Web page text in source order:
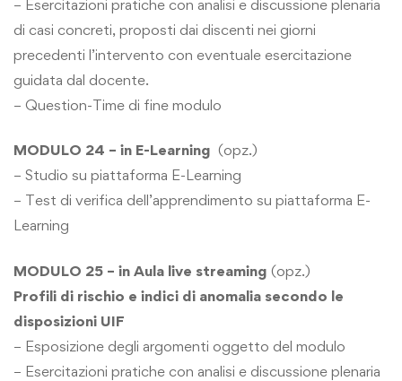
– Esercitazioni pratiche con analisi e discussione plenaria
di casi concreti, proposti dai discenti nei giorni
precedenti l’intervento con eventuale esercitazione
guidata dal docente.
– Question-Time di fine modulo
MODULO 24 – in E-Learning (opz.)
– Studio su piattaforma E-Learning
– Test di verifica dell’apprendimento su piattaforma E-
Learning
MODULO 25 – in Aula live streaming (opz.)
Profili di rischio e indici di anomalia secondo le
disposizioni UIF
– Esposizione degli argomenti oggetto del modulo
– Esercitazioni pratiche con analisi e discussione plenaria